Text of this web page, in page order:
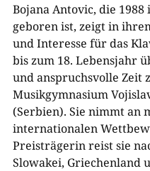
Bojana Antovic, die
geboren ist, zeigt in
und Interesse für das
bis zum 18. Lebensjahr
und anspruchsvolle Zeit
Musikgymnasium
(Serbien). Sie nimmt an
internationalen
Preisträgerin reist sie
Slowakei, Griechenland